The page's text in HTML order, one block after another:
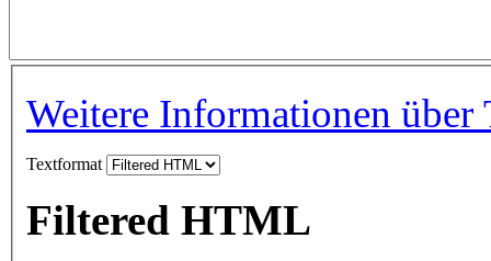
Weitere Informationen über
Textformat
Filtered HTML